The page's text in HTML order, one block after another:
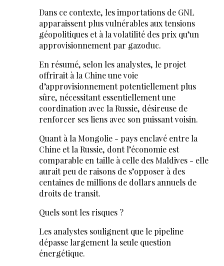
Dans ce contexte, les importations de GNL
apparaissent plus vulnérables aux tensions
géopolitiques et à la volatilité des prix qu’un
approvisionnement par gazoduc.
En résumé, selon les analystes, le projet
offrirait à la Chine une voie
d’approvisionnement potentiellement plus
sûre, nécessitant essentiellement une
coordination avec la Russie, désireuse de
renforcer ses liens avec son puissant voisin.
Quant à la Mongolie - pays enclavé entre la
Chine et la Russie, dont l’économie est
comparable en taille à celle des Maldives - elle
aurait peu de raisons de s’opposer à des
centaines de millions de dollars annuels de
droits de transit.
Quels sont les risques ?
Les analystes soulignent que le pipeline
dépasse largement la seule question
énergétique.